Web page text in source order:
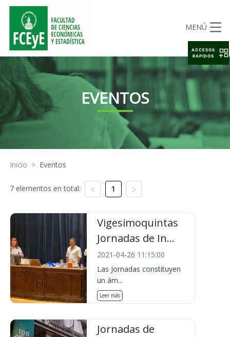
MENÚ
EVENTOS
Inicio > Eventos
7 elementos en total: 1
Vigesimoquintas
Jornadas de In...
2021-04-26 11:15:00
Las Jornadas constituyen
un ám...
Leer más
Jornadas de
ACCESOS
RAPIDOS